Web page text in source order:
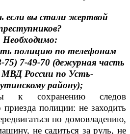
если вы стали жертвой
Необходимо:
полицию по телефонам
75) 7-49-70 (дежурная часть
России по Усть-
району);
к сохранению следов
приезда полиции: не заходить
по домовладению,
не садиться за руль, не